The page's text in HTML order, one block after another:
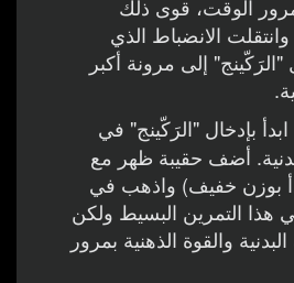
الوقت، قوى ذلك
الانضباط الذي
إلى مرونة أكبر
ابدأ بإدخال "الرَكّينج" في
أضف حقيبة ظهر مع
بوزن خفيف) واذهب في
هذا التمرين البسيط ولكن
والقوة الذهنية بمرور